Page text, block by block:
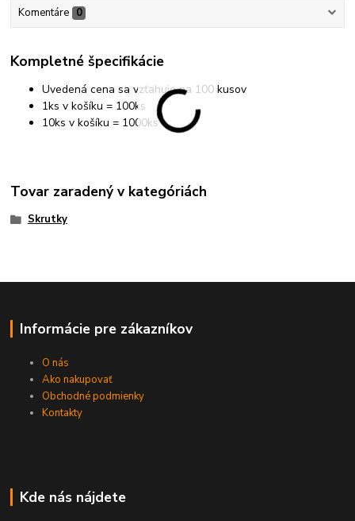
Komentáre 0
Kompletné špecifikácie
Uvedená cena sa vzťahuje na 100 kusov
1ks v košíku = 100ks
10ks v košíku = 1000ks
Tovar zaradený v kategóriách
Skrutky
Informácie pre zákazníkov
O nás
Ako nakupovať
Obchodné podmienky
Kontakty
Kde nás nájdete